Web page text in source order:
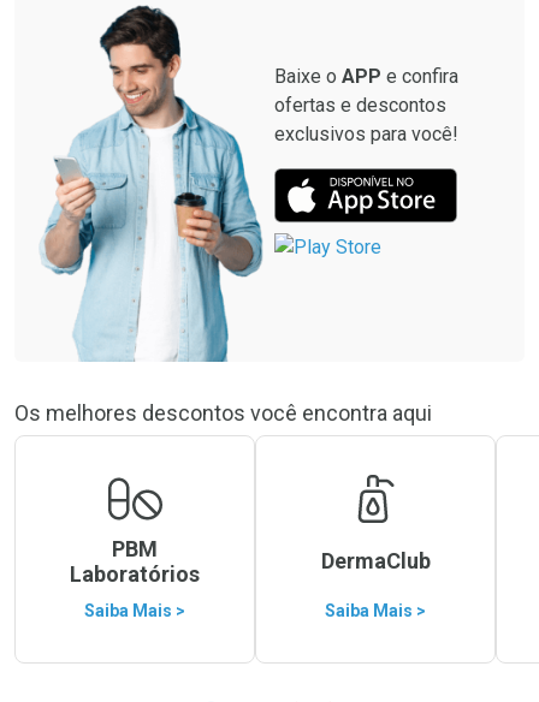
Baixe o APP e confira
ofertas e descontos
exclusivos para você!
Os melhores descontos você encontra aqui
PBM
Laboratórios
Saiba Mais >
DermaClub
Saiba Mais >